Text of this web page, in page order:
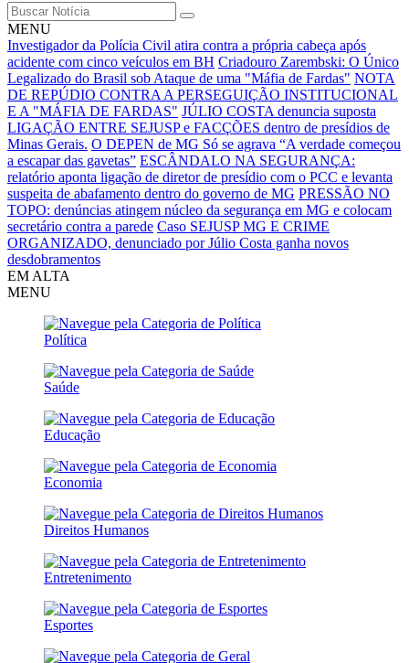
MENU
Investigador da Polícia Civil atira contra a própria cabeça após
acidente com cinco veículos em BH Criadouro Zarembski: O Único
Legalizado do Brasil sob Ataque de uma "Máfia de Fardas" NOTA
DE REPÚDIO CONTRA A PERSEGUIÇÃO INSTITUCIONAL
E A "MÁFIA DE FARDAS" JÚLIO COSTA denuncia suposta
LIGAÇÃO ENTRE SEJUSP e FACÇÕES dentro de presídios de
Minas Gerais. O DEPEN de MG Só se agrava “A verdade começou
a escapar das gavetas” ESCÂNDALO NA SEGURANÇA:
relatório aponta ligação de diretor de presídio com o PCC e levanta
suspeita de abafamento dentro do governo de MG PRESSÃO NO
TOPO: denúncias atingem núcleo da segurança em MG e colocam
secretário contra a parede Caso SEJUSP MG E CRIME
ORGANIZADO, denunciado por Júlio Costa ganha novos
desdobramentos
EM ALTA
MENU
Política
Saúde
Educação
Economia
Direitos Humanos
Entretenimento
Esportes